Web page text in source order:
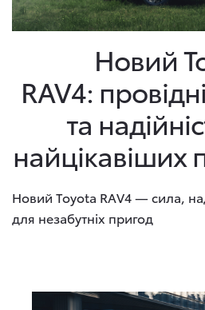
Новий
RAV4:
та
Новий Toyota RAV4 — сила,
для незабутніх пригод